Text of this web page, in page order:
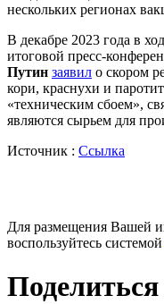
нескольких регионах
В декабре 2023 года в
итоговой пресс-
Путин заявил о скором
кори, краснухи и
«техническим сбоем»,
являются сырьем для
Источник : Ссылка
Для размещения Вашей
воспользуйтесь системой